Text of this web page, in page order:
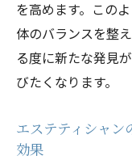
を高めます。この
体のバランスを整
る度に新たな発見
びたくなります。
エステティシャン
効果